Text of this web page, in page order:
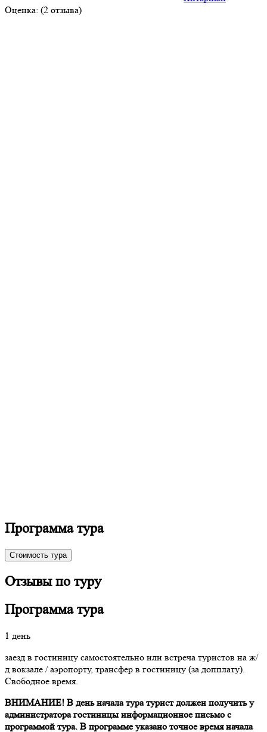
Оценка: (2 отзыва)
Программа тура
Стоимость тура
Отзывы по туру
Программа тура
1 день
заезд в гостиницу самостоятельно или встреча туристов на ж/
д вокзале / аэропорту, трансфер в гостиницу (за допплату).
Свободное время.
ВНИМАНИЕ! В день начала тура турист должен получить у
администратора гостиницы информационное письмо с
программой тура. В программе указано точное время начала